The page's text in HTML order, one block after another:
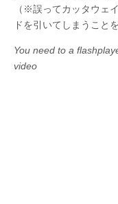
（※誤ってカッタウェ
ドを引いてしまうこと
You need to a
video